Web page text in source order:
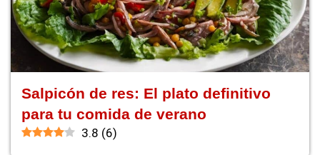
Salpicón de res: El plato definitivo
para tu comida de verano
3.8 (6)